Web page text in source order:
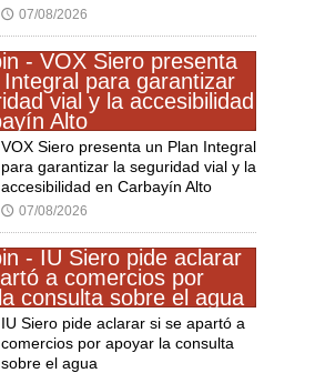
🕔 07/08/2026
VOX Siero presenta un Plan Integral
para garantizar la seguridad vial y la
accesibilidad en Carbayín Alto
🕔 07/08/2026
IU Siero pide aclarar si se apartó a
comercios por apoyar la consulta
sobre el agua